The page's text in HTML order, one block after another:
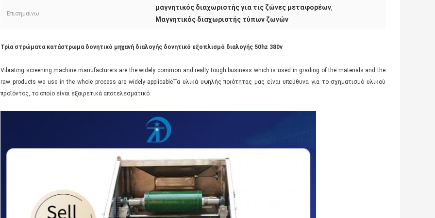
Επισημαίνω:
μαγνητικός διαχωριστής για τις ζώνες μεταφορέων,
Μαγνητικός διαχωριστής τύπων ζωνών
Τρία στρώματα κατάστρωμα δονητικό μηχανή διαλογής δονητικό εξοπλισμό διαλογής 50hz 380v
Vibrating screening machine manufacturers are the widely common and really tough business which is used in grading of the materials and the
raw products we use in the whole process are widely applicableΤα υλικά υψηλής ποιότητας μας είναι υπεύθυνα για το σχηματισμό υλικού
προϊόντος, το οποίο είναι εξαιρετικά αποτελεσματικό.